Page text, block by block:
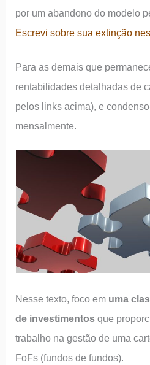
por um abandono do modelo
Escrevi sobre sua extinção
Para as demais que
rentabilidades detalhadas de
pelos links acima), e
mensalmente.
Nesse texto, foco em uma
de investimentos que
trabalho na gestão de uma
FoFs (fundos de fundos).